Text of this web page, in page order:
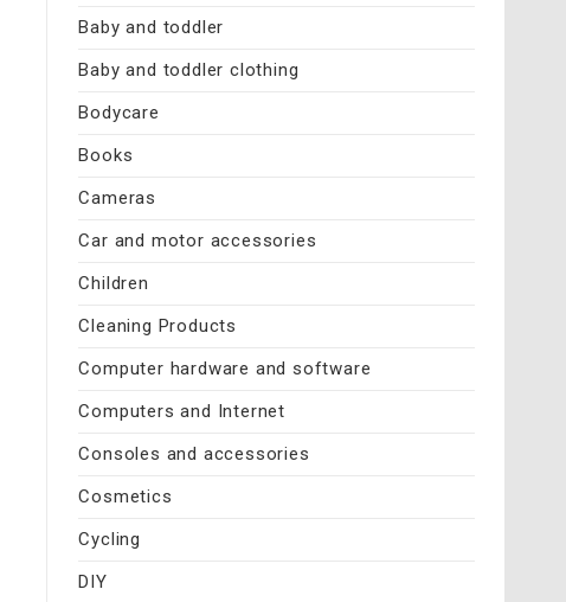
Baby and toddler
Baby and toddler clothing
Bodycare
Books
Cameras
Car and motor accessories
Children
Cleaning Products
Computer hardware and software
Computers and Internet
Consoles and accessories
Cosmetics
Cycling
DIY